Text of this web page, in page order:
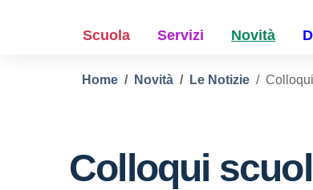
Scuola Servizi Novità
Home Novità Le Notizie
Colloqui